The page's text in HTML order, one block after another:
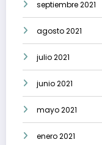
septiembre 2021
agosto 2021
julio 2021
junio 2021
mayo 2021
enero 2021